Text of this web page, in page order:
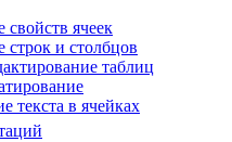
свойств ячеек
строк и столбцов
таблиц
текста в ячейках